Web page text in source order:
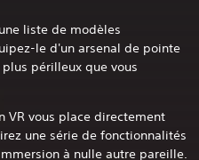
liste de modèles
le d'un arsenal de pointe
périlleux que vous
VR vous place directement
une série de fonctionnalités
à nulle autre pareille.